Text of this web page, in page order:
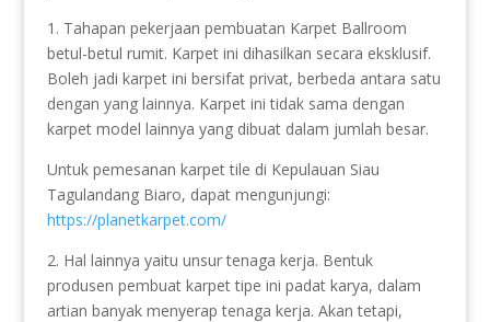
1. Tahapan pekerjaan pembuatan Karpet Ballroom
betul-betul rumit. Karpet ini dihasilkan secara eksklusif.
Boleh jadi karpet ini bersifat privat, berbeda antara satu
dengan yang lainnya. Karpet ini tidak sama dengan
karpet model lainnya yang dibuat dalam jumlah besar.
Untuk pemesanan karpet tile di Kepulauan Siau
Tagulandang Biaro, dapat mengunjungi:
https://planetkarpet.com/
2. Hal lainnya yaitu unsur tenaga kerja. Bentuk
produsen pembuat karpet tipe ini padat karya, dalam
artian banyak menyerap tenaga kerja. Akan tetapi,